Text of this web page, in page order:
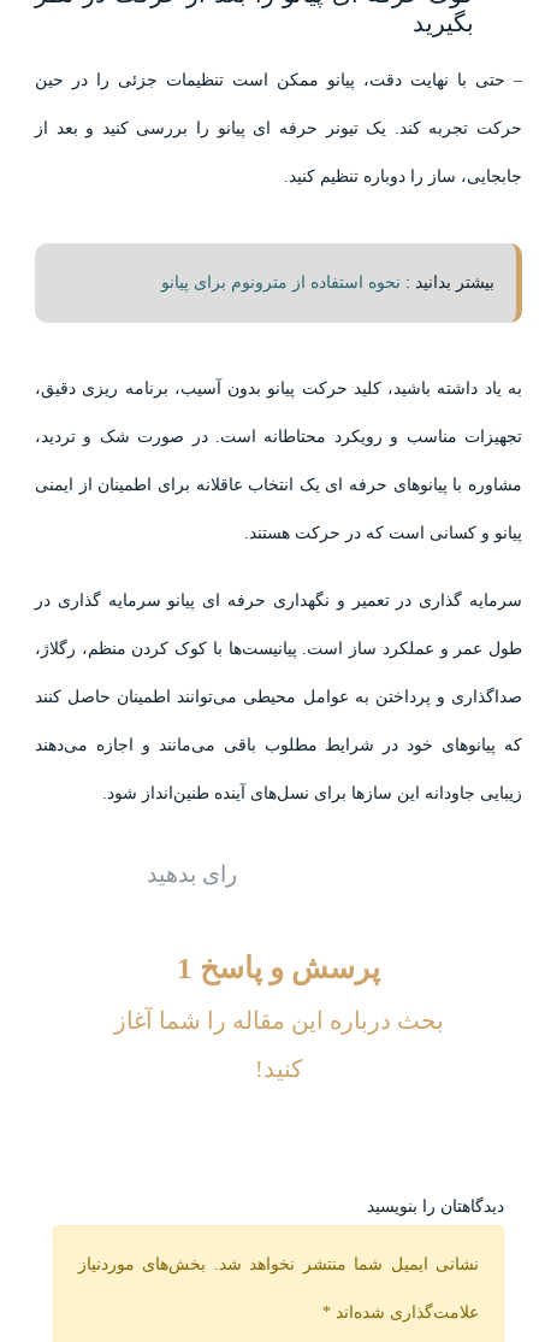
بگیرید
– حتی با نهایت دقت، پیانو ممکن است تنظیمات جزئی را در حین
حرکت تجربه کند. یک تیونر حرفه ای پیانو را بررسی کنید و بعد از
جابجایی، ساز را دوباره تنظیم کنید.
بیشتر بدانید : نحوه استفاده از مترونوم برای پیانو
به یاد داشته باشید، کلید حرکت پیانو بدون آسیب، برنامه ریزی دقیق،
تجهیزات مناسب و رویکرد محتاطانه است. در صورت شک و تردید،
مشاوره با پیانوهای حرفه ای یک انتخاب عاقلانه برای اطمینان از ایمنی
پیانو و کسانی است که در حرکت هستند.
سرمایه گذاری در تعمیر و نگهداری حرفه ای پیانو سرمایه گذاری در
طول عمر و عملکرد ساز است. پیانیست‌ها با کوک کردن منظم، رگلاژ،
صداگذاری و پرداختن به عوامل محیطی می‌توانند اطمینان حاصل کنند
که پیانوهای خود در شرایط مطلوب باقی می‌مانند و اجازه می‌دهند
زیبایی جاودانه این سازها برای نسل‌های آینده طنین‌انداز شود.
رای بدهید
پرسش و پاسخ 1
بحث درباره این مقاله را شما آغاز
کنید!
دیدگاهتان را بنویسید
نشانی ایمیل شما منتشر نخواهد شد. بخش‌های موردنیاز
علامت‌گذاری شده‌اند *